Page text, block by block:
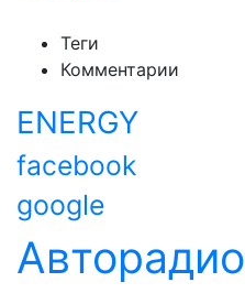
Теги
Комментарии
ENERGY
facebook
google
Авторадио